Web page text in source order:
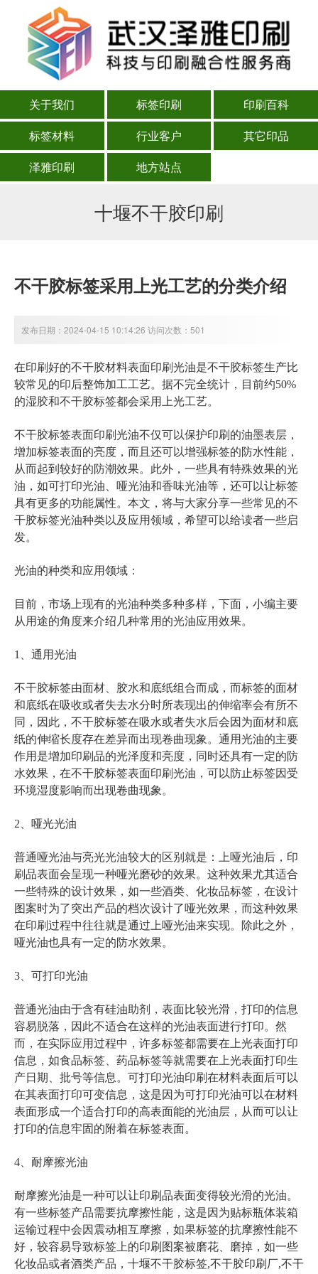
关于我们 标签印刷
印刷百科
标签材料
行业客户
其它印品
泽雅印刷
地方站点
十堰不干胶印刷
不干胶标签采用上光工艺的分类介绍
发布日期：2024-04-15 10:14:26 访问次数：501
在印刷好的不干胶材料表面印刷光油是不干胶标签生产比
较常见的印后整饰加工工艺。据不完全统计，目前约50%
的湿胶和不干胶标签都会采用上光工艺。
不干胶标签表面印刷光油不仅可以保护印刷的油墨表层，
增加标签表面的亮度，而且还可以增强标签的防水性能，
从而起到较好的防潮效果。此外，一些具有特殊效果的光
油，如可打印光油、哑光油和香味光油等，还可以让标签
具有更多的功能属性。本文，将与大家分享一些常见的不
干胶标签光油种类以及应用领域，希望可以给读者一些启
发。
光油的种类和应用领域：
目前，市场上现有的光油种类多种多样，下面，小编主要
从用途的角度来介绍几种常用的光油应用效果。
1、通用光油
不干胶标签由面材、胶水和底纸组合而成，而标签的面材
和底纸在吸收或者失去水分时所表现出的伸缩率会有所不
同，因此，不干胶标签在吸水或者失水后会因为面材和底
纸的伸缩长度存在差异而出现卷曲现象。通用光油的主要
作用是增加印刷品的光泽度和亮度，同时还具有一定的防
水效果，在不干胶标签表面印刷光油，可以防止标签因受
环境湿度影响而出现卷曲现象。
2、哑光光油
普通哑光油与亮光光油较大的区别就是：上哑光油后，印
刷品表面会呈现一种哑光磨砂的效果。这种效果尤其适合
一些特殊的设计效果，如一些酒类、化妆品标签，在设计
图案时为了突出产品的档次设计了哑光效果，而这种效果
在印刷过程中往往就是通过上哑光油来实现。除此之外，
哑光油也具有一定的防水效果。
3、可打印光油
普通光油由于含有硅油助剂，表面比较光滑，打印的信息
容易脱落，因此不适合在这样的光油表面进行打印。然
而，在实际应用过程中，许多标签都需要在上光表面打印
信息，如食品标签、药品标签等就需要在上光表面打印生
产日期、批号等信息。可打印光油印刷在材料表面后可以
在其表面打印可变信息，这是因为可打印光油可以在材料
表面形成一个适合打印的高表面能的光油层，从而可以让
打印的信息牢固的附着在标签表面。
4、耐摩擦光油
耐摩擦光油是一种可以让印刷品表面变得较光滑的光油。
有一些标签产品需要抗摩擦性能，这是因为贴标瓶体装箱
运输过程中会因震动相互摩擦，如果标签的抗摩擦性能不
好，较容易导致标签上的印刷图案被磨花、磨掉，如一些
化妆品或者酒类产品， 十堰不干胶标签,不干胶印刷厂,不干